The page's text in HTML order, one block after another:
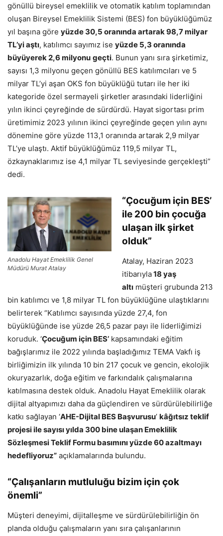
gönüllü bireysel emeklilik ve otomatik katılım toplamından
oluşan Bireysel Emeklilik Sistemi (BES) fon büyüklüğümüz
yıl başına göre yüzde 30,5 oranında artarak 98,7 milyar
TL’yi aştı, katılımcı sayımız ise yüzde 5,3 oranında
büyüyerek 2,6 milyonu geçti. Bunun yanı sıra şirketimiz,
sayısı 1,3 milyonu geçen gönüllü BES katılımcıları ve 5
milyar TL’yi aşan OKS fon büyüklüğü tutarı ile her iki
kategoride özel sermayeli şirketler arasındaki liderliğini
yılın ikinci çeyreğinde de sürdürdü. Hayat sigortası prim
üretimimiz 2023 yılının ikinci çeyreğinde geçen yılın aynı
dönemine göre yüzde 113,1 oranında artarak 2,9 milyar
TL’ye ulaştı. Aktif büyüklüğümüz 119,5 milyar TL,
özkaynaklarımız ise 4,1 milyar TL seviyesinde gerçekleşti”
dedi.
Anadolu Hayat Emeklilik Genel
Müdürü Murat Atalay
“Çocuğum için BES’
ile 200 bin çocuğa
ulaşan ilk şirket
olduk”
Atalay, Haziran 2023
itibarıyla18 yaş
altı müşteri grubunda 213
bin katılımcı ve 1,8 milyar TL fon büyüklüğüne ulaştıklarını
belirterek “Katılımcı sayısında yüzde 27,4, fon
büyüklüğünde ise yüzde 26,5 pazar payı ile liderliğimizi
koruduk. ‘Çocuğum için BES’ kapsamındaki eğitim
bağışlarımız ile 2022 yılında başladığımız TEMA Vakfı iş
birliğimizin ilk yılında 10 bin 217 çocuk ve gencin, ekolojik
okuryazarlık, doğa eğitim ve farkındalık çalışmalarına
katılmasına destek olduk. Anadolu Hayat Emeklilik olarak
dijital altyapımızı daha da güçlendiren ve sürdürülebilirliğe
katkı sağlayan ‘AHE-Dijital BES Başvurusu’ kâğıtsız teklif
projesi ile sayısı yılda 300 bine ulaşan Emeklilik
Sözleşmesi Teklif Formu basımını yüzde 60 azaltmayı
hedefliyoruz” açıklamalarında bulundu.
“Çalışanların mutluluğu bizim için çok
önemli”
Müşteri deneyimi, dijitalleşme ve sürdürülebilirliğin ön
planda olduğu çalışmaların yanı sıra çalışanlarının